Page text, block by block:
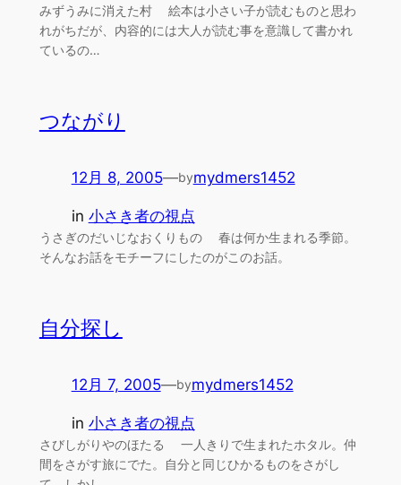
みずうみに消えた村 絵本は小さい子が読むものと思わ
れがちだが、内容的には大人が読む事を意識して書かれ
ているの…
つながり
12月 8, 2005—bymydmers1452
in 小さき者の視点
うさぎのだいじなおくりもの 春は何か生まれる季節。
そんなお話をモチーフにしたのがこのお話。
自分探し
12月 7, 2005—bymydmers1452
in 小さき者の視点
さびしがりやのほたる 一人きりで生まれたホタル。仲
間をさがす旅にでた。自分と同じひかるものをさがし